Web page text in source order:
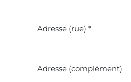
Adresse (rue) *
Adresse (complément)